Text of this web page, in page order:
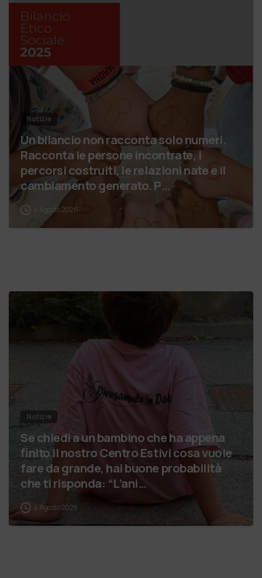
Notizie
Un bilancio non racconta solo numeri.
Racconta le persone incontrate, i
percorsi costruiti, le relazioni nate e il
cambiamento generato. P…
4 Agosto 2026
Notizie
Se chiedi a un bambino che ha appena
finito il nostro Centro Estivi cosa vuole
fare da grande, hai buone probabilità
che ti risponda: “L’ani…
4 Agosto 2026